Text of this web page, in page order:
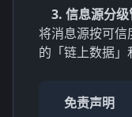
3. 信息源分
将消息源按可
的「链上数据」
免责声明